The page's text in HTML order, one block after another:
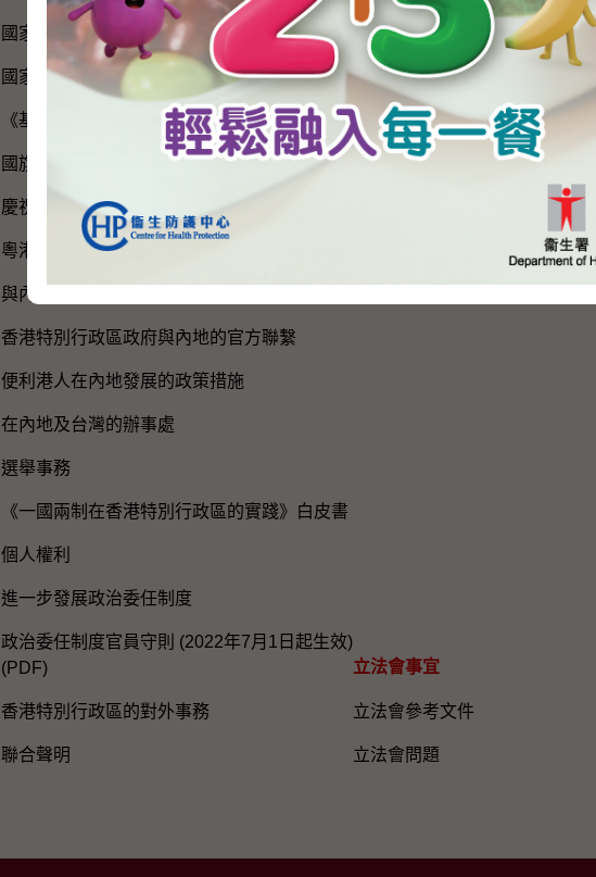
國家五年規劃
國家憲法日
《基本法》
國旗、國徽、國歌
慶祝中國共產黨成立105周年
粵港澳大灣區建設
與內地區域合作
香港特別行政區政府與內地的官方聯繫
便利港人在內地發展的政策措施
在內地及台灣的辦事處
選舉事務
《一國兩制在香港特別行政區的實踐》白皮書
個人權利
進一步發展政治委任制度
政治委任制度官員守則 (2022年7月1日起生效)
(PDF)
香港特別行政區的對外事務
聯合聲明
新聞公報
演講詞
活動
立法會事宜
立法會參考文件
立法會問題